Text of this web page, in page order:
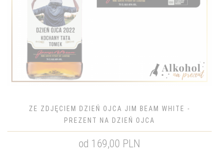
ZE ZDJĘCIEM DZIEŃ OJCA JIM BEAM WHITE -
PREZENT NA DZIEŃ OJCA
od 169,00 PLN